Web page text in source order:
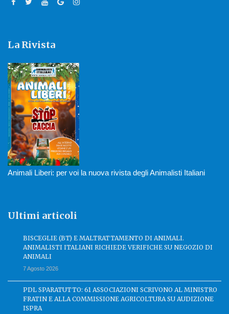
La Rivista
Animali Liberi: per voi la nuova rivista degli Animalisti Italiani
Ultimi articoli
BISCEGLIE (BT) E MALTRATTAMENTO DI ANIMALI.
ANIMALISTI ITALIANI RICHIEDE VERIFICHE SU NEGOZIO DI
ANIMALI
7 Agosto 2026
PDL SPARATUTTO: 61 ASSOCIAZIONI SCRIVONO AL MINISTRO
FRATIN E ALLA COMMISSIONE AGRICOLTURA SU AUDIZIONE
ISPRA